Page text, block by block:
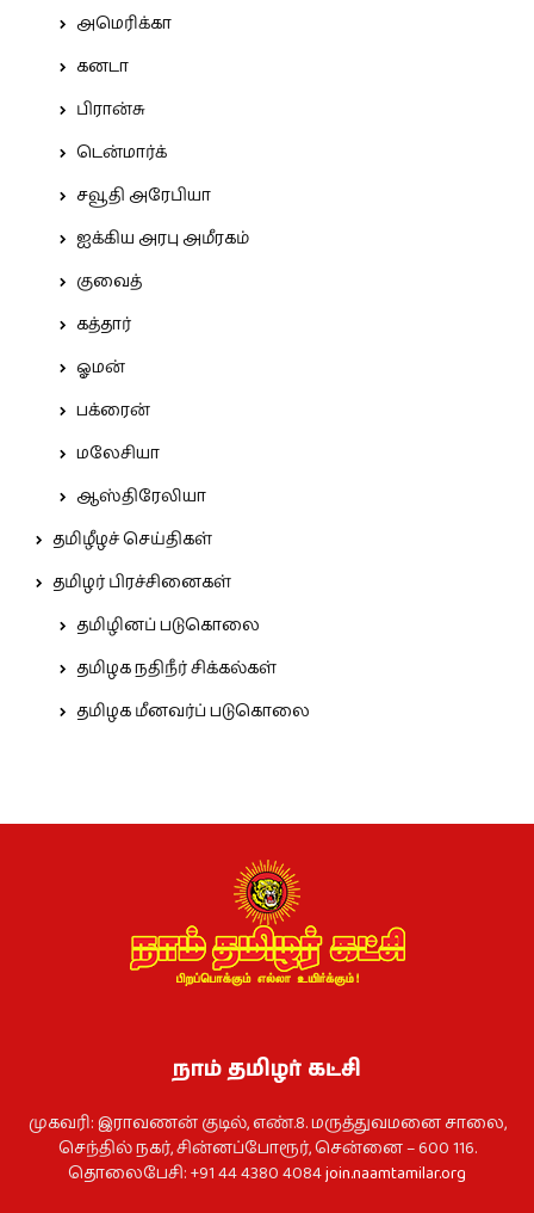
அமெரிக்கா
கனடா
பிரான்சு
டென்மார்க்
சவூதி அரேபியா
ஐக்கிய அரபு அமீரகம்
குவைத்
கத்தார்
ஓமன்
பக்ரைன்
மலேசியா
ஆஸ்திரேலியா
தமிழீழச் செய்திகள்
தமிழர் பிரச்சினைகள்
தமிழினப் படுகொலை
தமிழக நதிநீர் சிக்கல்கள்
தமிழக மீனவர்ப் படுகொலை
நாம் தமிழர் கட்சி
முகவரி: இராவணன் குடில், எண்.8. மருத்துவமனை சாலை,
செந்தில் நகர், சின்னப்போரூர், சென்னை – 600 116.
தொலைபேசி: +91 44 4380 4084join.naamtamilar.org